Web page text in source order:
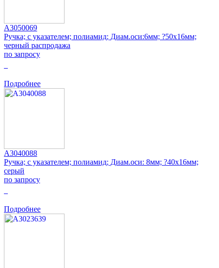
A3050069
Ручка; с указателем; полиамид; Диам.оси:6мм; ?50x16мм;
черный распродажа
по запросу
Подробнее
A3040088
Ручка; с указателем; полиамид; Диам.оси: 8мм; ?40x16мм;
серый
по запросу
Подробнее